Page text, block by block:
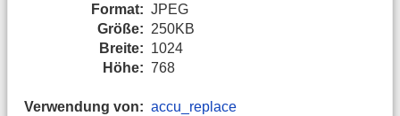
Format: JPEG
Größe: 250KB
Breite: 1024
Höhe: 768
Verwendung von: accu_replace